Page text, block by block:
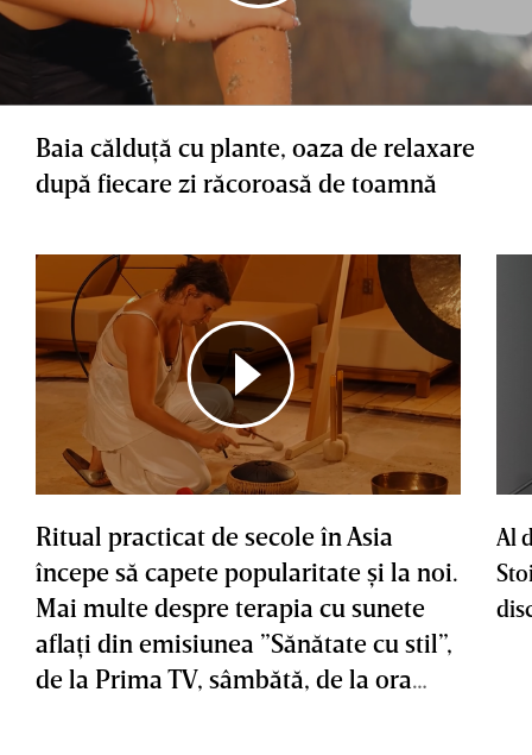
Baia călduţă cu plante, oaza de relaxare
după fiecare zi răcoroasă de toamnă
Ritual practicat de secole în Asia
începe să capete popularitate şi la noi.
Mai multe despre terapia cu sunete
aflaţi din emisiunea ”Sănătate cu stil”,
de la Prima TV, sâmbătă, de la ora
Al